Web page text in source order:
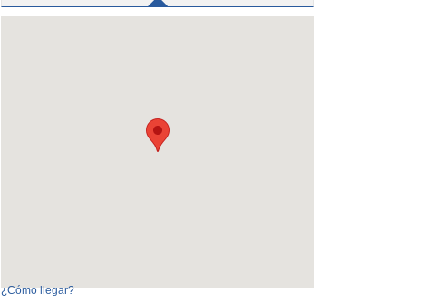
¿Cómo llegar?